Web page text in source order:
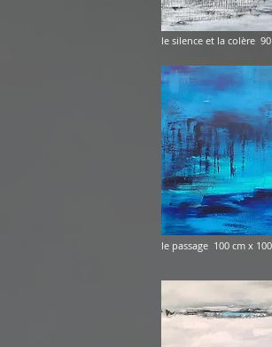
le silence et la
le passage 100